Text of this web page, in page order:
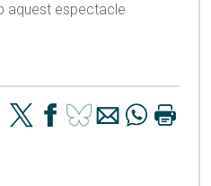
aquest espectacle